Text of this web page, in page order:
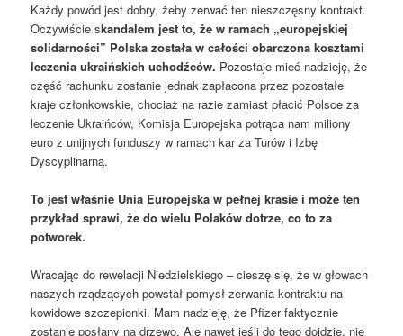
Każdy powód jest dobry, żeby zerwać ten nieszczęsny kontrakt.
Oczywiście skandalem jest to, że w ramach „europejskiej
solidarności” Polska została w całości obarczona kosztami
leczenia ukraińskich uchodźców. Pozostaje mieć nadzieję, że
część rachunku zostanie jednak zapłacona przez pozostałe
kraje członkowskie, chociaż na razie zamiast płacić Polsce za
leczenie Ukraińców, Komisja Europejska potrąca nam miliony
euro z unijnych funduszy w ramach kar za Turów i Izbę
Dyscyplinarną.
To jest właśnie Unia Europejska w pełnej krasie i może ten
przykład sprawi, że do wielu Polaków dotrze, co to za
potworek.
Wracając do rewelacji Niedzielskiego – cieszę się, że w głowach
naszych rządzących powstał pomysł zerwania kontraktu na
kowidowe szczepionki. Mam nadzieję, że Pfizer faktycznie
zostanie posłany na drzewo. Ale nawet jeśli do tego dojdzie, nie